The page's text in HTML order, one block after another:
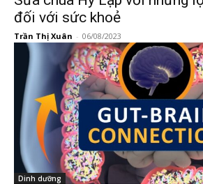
đối với sức khoẻ
Trần Thị Xuân - 06/08/2023
Dinh dưỡng